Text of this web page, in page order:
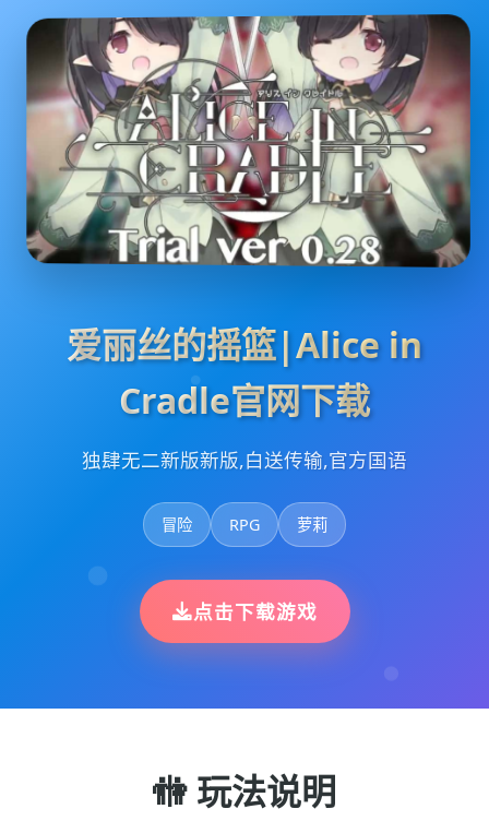
爱丽丝的摇篮|Alice in
Cradle官网下载
独肆无二新版新版,白送传输,官方国语
冒险 RPG 萝莉
点击下载游戏
🚻 玩法说明